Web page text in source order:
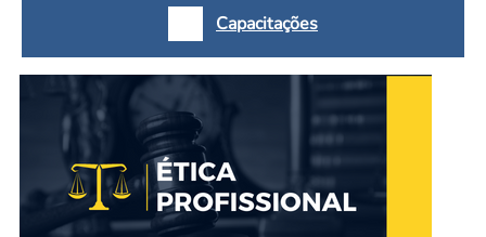
Capacitações